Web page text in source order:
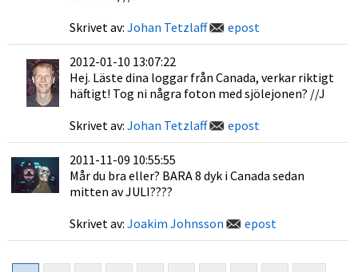
Skrivet av: Johan Tetzlaff epost
2012-01-10 13:07:22
Hej. Läste dina loggar från Canada, verkar riktigt
häftigt! Tog ni några foton med sjölejonen? //J
Skrivet av: Johan Tetzlaff epost
2011-11-09 10:55:55
Mår du bra eller? BARA 8 dyk i Canada sedan
mitten av JULI????
Skrivet av: Joakim Johnsson epost